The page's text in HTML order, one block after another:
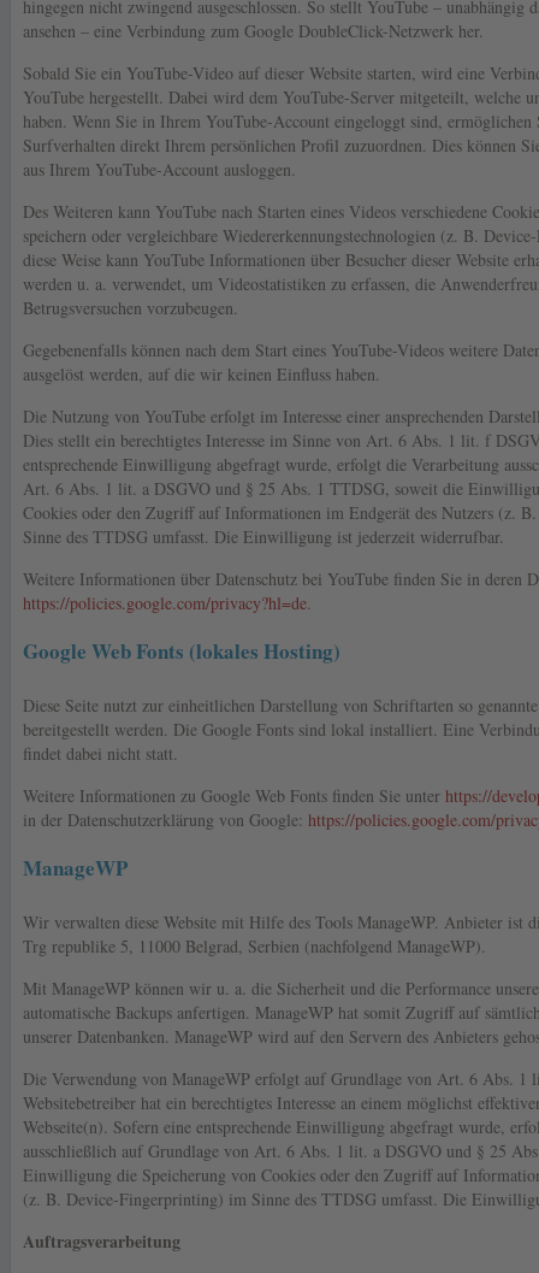
hingegen nicht zwingend ausgeschlossen. So stellt YouTube – unabhängig
ansehen – eine Verbindung zum Google DoubleClick-Netzwerk her.
Sobald Sie ein YouTube-Video auf dieser Website starten, wird eine
YouTube hergestellt. Dabei wird dem YouTube-Server mitgeteilt, welche
haben. Wenn Sie in Ihrem YouTube-Account eingeloggt sind,
Surfverhalten direkt Ihrem persönlichen Profil zuzuordnen. Dies können
aus Ihrem YouTube-Account ausloggen.
Des Weiteren kann YouTube nach Starten eines Videos verschiedene
speichern oder vergleichbare Wiedererkennungstechnologien (z. B.
diese Weise kann YouTube Informationen über Besucher dieser Website
werden u. a. verwendet, um Videostatistiken zu erfassen, die
Betrugsversuchen vorzubeugen.
Gegebenenfalls können nach dem Start eines YouTube-Videos weitere
ausgelöst werden, auf die wir keinen Einfluss haben.
Die Nutzung von YouTube erfolgt im Interesse einer ansprechenden
Dies stellt ein berechtigtes Interesse im Sinne von Art. 6 Abs. 1 lit. f
entsprechende Einwilligung abgefragt wurde, erfolgt die Verarbeitung
Art. 6 Abs. 1 lit. a DSGVO und § 25 Abs. 1 TTDSG, soweit die
Cookies oder den Zugriff auf Informationen im Endgerät des Nutzers (z.
Sinne des TTDSG umfasst. Die Einwilligung ist jederzeit widerrufbar.
Weitere Informationen über Datenschutz bei YouTube finden Sie in deren
https://policies.google.com/privacy?hl=de.
Google Web Fonts (lokales Hosting)
Diese Seite nutzt zur einheitlichen Darstellung von Schriftarten so
bereitgestellt werden. Die Google Fonts sind lokal installiert. Eine
findet dabei nicht statt.
Weitere Informationen zu Google Web Fonts finden Sie unter https://
in der Datenschutzerklärung von Google: https://policies.google.com/
ManageWP
Wir verwalten diese Website mit Hilfe des Tools ManageWP. Anbieter ist
Trg republike 5, 11000 Belgrad, Serbien (nachfolgend ManageWP).
Mit ManageWP können wir u. a. die Sicherheit und die Performance
automatische Backups anfertigen. ManageWP hat somit Zugriff auf
unserer Datenbanken. ManageWP wird auf den Servern des Anbieters
Die Verwendung von ManageWP erfolgt auf Grundlage von Art. 6 Abs.
Websitebetreiber hat ein berechtigtes Interesse an einem möglichst
Webseite(n). Sofern eine entsprechende Einwilligung abgefragt wurde,
ausschließlich auf Grundlage von Art. 6 Abs. 1 lit. a DSGVO und § 25
Einwilligung die Speicherung von Cookies oder den Zugriff auf
(z. B. Device-Fingerprinting) im Sinne des TTDSG umfasst. Die
Auftragsverarbeitung